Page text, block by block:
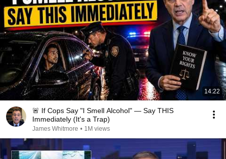
14:22
🚨 If Cops Say "I Smell Alcohol" — Say THIS
Immediately (It's a Trap)
James Whitmore • 1M views